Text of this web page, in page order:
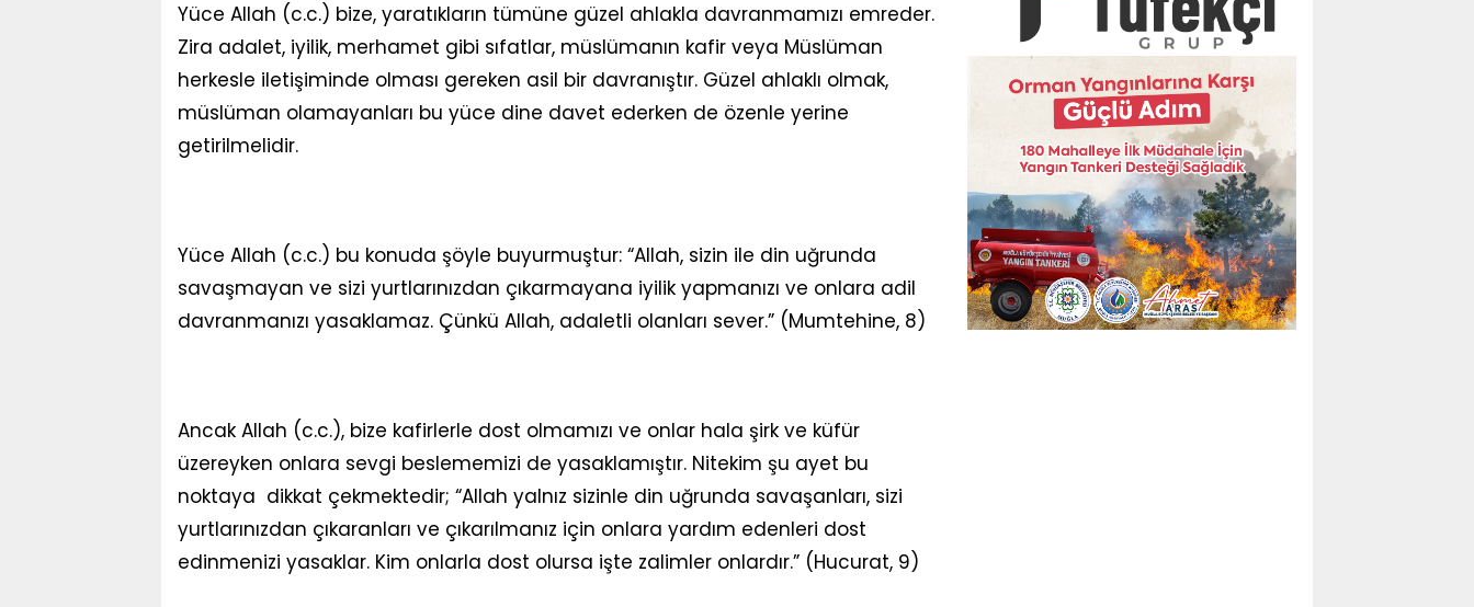
Yüce Allah (c.c.) bize, yaratıkların tümüne güzel ahlakla davranmamızı emreder.
Zira adalet, iyilik, merhamet gibi sıfatlar, müslümanın kafir veya Müslüman
herkesle iletişiminde olması gereken asil bir davranıştır. Güzel ahlaklı olmak,
müslüman olamayanları bu yüce dine davet ederken de özenle yerine
getirilmelidir.
Yüce Allah (c.c.) bu konuda şöyle buyurmuştur: “Allah, sizin ile din uğrunda
savaşmayan ve sizi yurtlarınızdan çıkarmayana iyilik yapmanızı ve onlara adil
davranmanızı yasaklamaz. Çünkü Allah, adaletli olanları sever.” (Mumtehine, 8)
Ancak Allah (c.c.), bize kafirlerle dost olmamızı ve onlar hala şirk ve küfür
üzereyken onlara sevgi beslememizi de yasaklamıştır. Nitekim şu ayet bu
noktaya dikkat çekmektedir; “Allah yalnız sizinle din uğrunda savaşanları, sizi
yurtlarınızdan çıkaranları ve çıkarılmanız için onlara yardım edenleri dost
edinmenizi yasaklar. Kim onlarla dost olursa işte zalimler onlardır.” (Hucurat, 9)